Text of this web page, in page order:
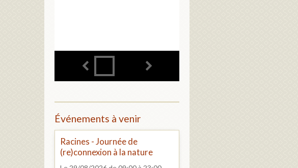
Événements à venir
Racines - Journée de
(re)connexion à la nature